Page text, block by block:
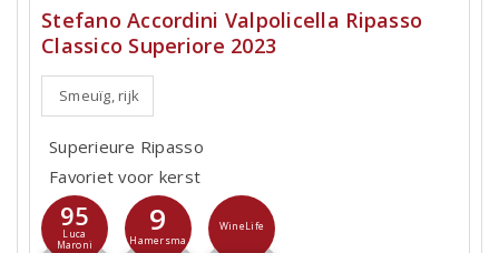
Stefano Accordini Valpolicella Ripasso
Classico Superiore 2023
Smeuïg, rijk
Superieure Ripasso
Favoriet voor kerst
95
Luca
Maroni
9
Hamersma
WineLife